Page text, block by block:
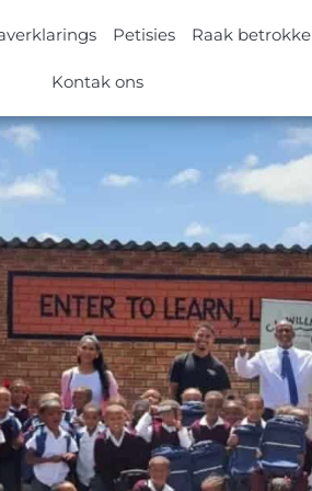
Petisies Raak betrokke
Kontak ons